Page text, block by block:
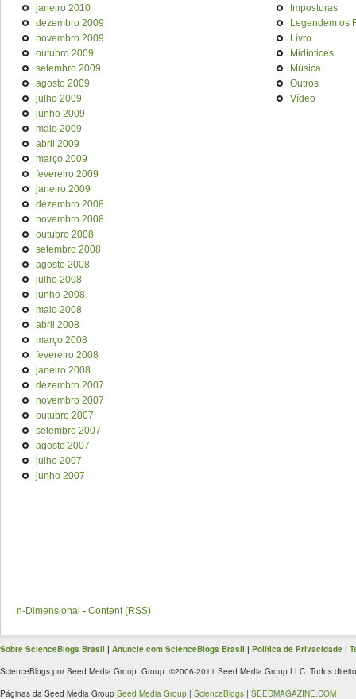
janeiro 2010
dezembro 2009
novembro 2009
outubro 2009
setembro 2009
agosto 2009
julho 2009
junho 2009
maio 2009
abril 2009
março 2009
fevereiro 2009
janeiro 2009
dezembro 2008
novembro 2008
outubro 2008
setembro 2008
agosto 2008
julho 2008
junho 2008
maio 2008
abril 2008
março 2008
fevereiro 2008
janeiro 2008
dezembro 2007
novembro 2007
outubro 2007
setembro 2007
agosto 2007
julho 2007
junho 2007
Imposturas
Legendem os
Livro
Midiotices
Música
Outros
Vídeo
n-Dimensional - Content (RSS)
Sobre ScienceBlogs Brasil | Anuncie com ScienceBlogs Brasil | Política de Privacidade |
ScienceBlogs por Seed Media Group. Group. ©2006-2011 Seed Media Group LLC. Todos
Páginas da Seed Media Group Seed Media Group | ScienceBlogs | SEEDMAGAZINE.COM